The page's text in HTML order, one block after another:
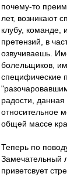
почему-то
лет, возникают
клубу, команде,
претензий, в
озвучиваешь.
болельщиков,
специфические
радости, данная
относительное
общей массе
Теперь по
Замечательный
приветсвует